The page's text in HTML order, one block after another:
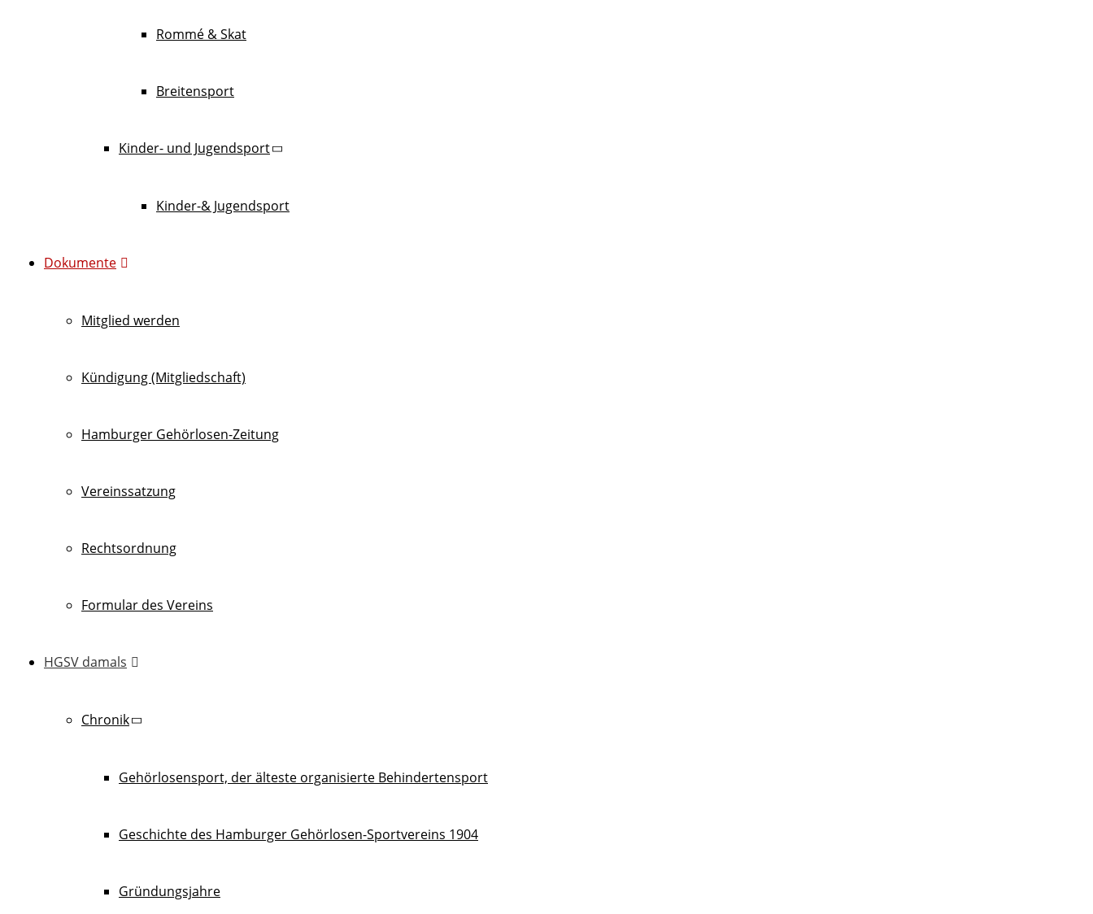
Rommé & Skat
Breitensport
Kinder- und Jugendsport
Kinder-& Jugendsport
Dokumente
Mitglied werden
Kündigung (Mitgliedschaft)
Hamburger Gehörlosen-Zeitung
Vereinssatzung
Rechtsordnung
Formular des Vereins
HGSV damals
Chronik
Gehörlosensport, der älteste organisierte Behindertensport
Geschichte des Hamburger Gehörlosen-Sportvereins 1904
Gründungsjahre